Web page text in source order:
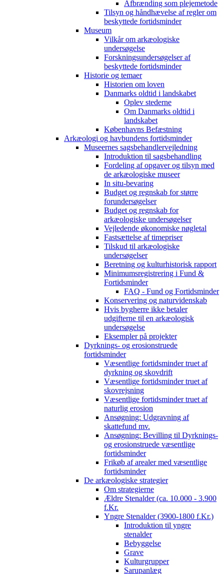
Afbrænding som plejemetode
Tilsyn og håndhævelse af regler om
beskyttede fortidsminder
Museum
Vilkår om arkæologiske
undersøgelse
Forskningsundersøgelser af
beskyttede fortidsminder
Historie og temaer
Historien om loven
Danmarks oldtid i landskabet
Oplev stederne
Om Danmarks oldtid i
landskabet
Københavns Befæstning
Arkæologi og havbundens fortidsminder
Museernes sagsbehandlervejledning
Introduktion til sagsbehandling
Fordeling af opgaver og tilsyn med
de arkæologiske museer
In situ-bevaring
Budget og regnskab for større
forundersøgelser
Budget og regnskab for
arkæologiske undersøgelser
Vejledende økonomiske nøgletal
Fastsættelse af timepriser
Tilskud til arkæologiske
undersøgelser
Beretning og kulturhistorisk rapport
Minimumsregistrering i Fund &
Fortidsminder
FAQ - Fund og Fortidsminder
Konservering og naturvidenskab
Hvis bygherre ikke betaler
udgifterne til en arkæologisk
undersøgelse
Eksempler på projekter
Dyrknings- og erosionstruede
fortidsminder
Væsentlige fortidsminder truet af
dyrkning og skovdrift
Væsentlige fortidsminder truet af
skovrejsning
Væsentlige fortidsminder truet af
naturlig erosion
Ansøgning: Udgravning af
skattefund mv.
Ansøgning: Bevilling til Dyrknings-
og erosionstruede væsentlige
fortidsminder
Frikøb af arealer med væsentlige
fortidsminder
De arkæologiske strategier
Om strategierne
Ældre Stenalder (ca. 10.000 - 3.900
f.Kr.
Yngre Stenalder (3900-1800 f.Kr.)
Introduktion til yngre
stenalder
Bebyggelse
Grave
Kulturgrupper
Sarupanlæg